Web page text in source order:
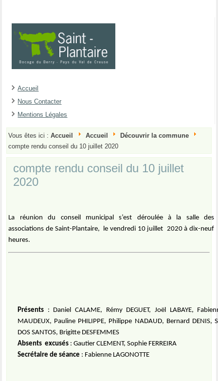
Accueil
Nous Contacter
Mentions Légales
Vous êtes ici :Accueil Accueil
Découvrir la commune
compte rendu conseil du 10 juillet 2020
compte rendu conseil du 10 juillet
2020
La réunion du conseil municipal s’est déroulée à la salle des
associations de Saint-Plantaire, le vendredi 10 juillet 2020 à dix-neuf
heures.
Présents: Daniel CALAME, Rémy DEGUET, Joël LABAYE,
MAUDEUX, Pauline PHILIPPE, Philippe NADAUD, Bernard DENIS,
DOS SANTOS, Brigitte DESFEMMES
Absents excusés: Gautier CLEMENT, Sophie FERREIRA
Secrétaire de séance : Fabienne LAGONOTTE